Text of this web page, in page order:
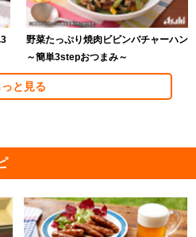
野菜たっぷり焼肉ビビンバチャーハン
～簡単3stepおつまみ～
っと見る